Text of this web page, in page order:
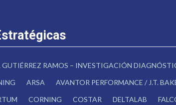
GUTIÉRREZ RAMOS – INVESTIGACIÓN
ARSA AVANTOR PERFORMANCE / J.T.
CORNING COSTAR DELTALAB